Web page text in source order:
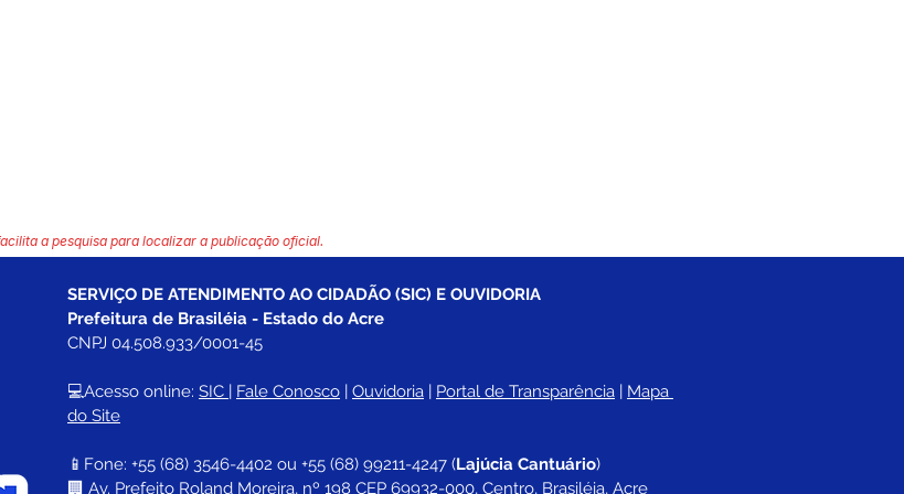
a pesquisa para localizar a publicação oficial.
SERVIÇO DE ATENDIMENTO AO CIDADÃO (SIC) E OUVIDORIA
Prefeitura de Brasiléia - Estado do Acre
CNPJ 04.508.933/0001-45
💻Acesso online: SIC | Fale Conosco | Ouvidoria | Portal de Transparência | Mapa
do Site
📱Fone: +55 (68) 3546-4402 ou +55 (68) 99211-4247 (Lajúcia Cantuário)
🏢 Av. Prefeito Roland Moreira, nº 198 CEP 69932-000, Centro, Brasiléia, Acre